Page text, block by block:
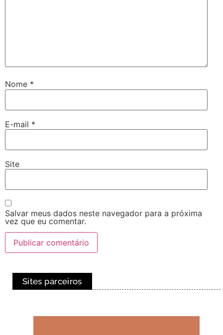
Nome *
E-mail *
Site
Salvar meus dados neste navegador para a próxima
vez que eu comentar.
Sites parceiros